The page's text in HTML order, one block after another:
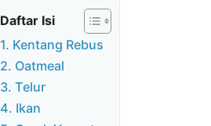
Daftar Isi
1. Kentang Rebus
2. Oatmeal
3. Telur
4. Ikan